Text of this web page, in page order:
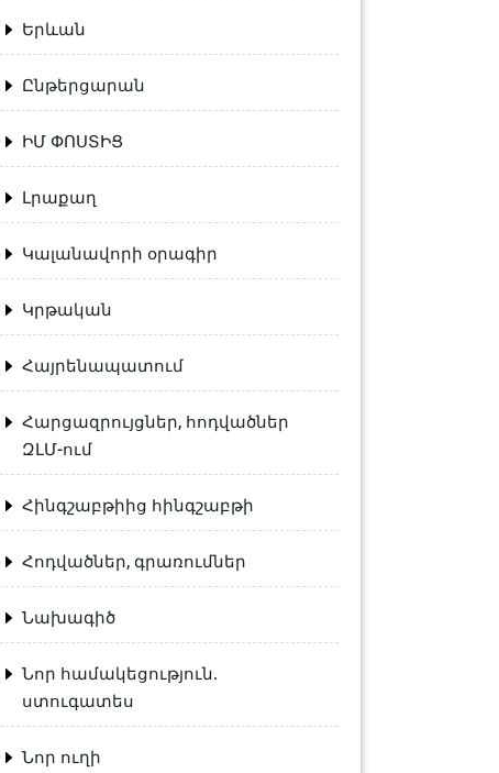
Երևան
Ընթերցարան
ԻՄ ՓՈՍՏԻՑ
Լրաքաղ
Կալանավորի օրագիր
Կրթական
Հայրենապատում
Հարցազրույցներ, հոդվածներ
ԶԼՄ-ում
Հինգշաբթիից հինգշաբթի
Հոդվածներ, գրառումներ
Նախագիծ
Նոր համակեցություն.
ստուգատես
Նոր ուղի